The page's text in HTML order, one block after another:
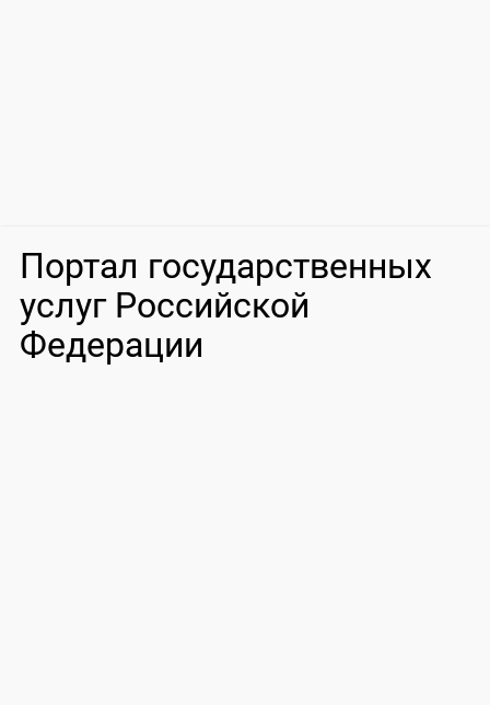
Портал государственных
услуг Российской
Федерации